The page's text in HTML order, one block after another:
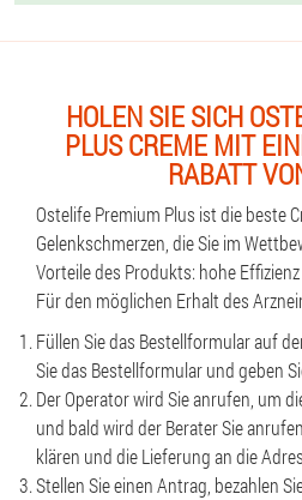
HOLEN SIE SICH
PLUS CREME MIT
RABATT
Ostelife Premium Plus ist die beste
Gelenkschmerzen, die Sie im
Vorteile des Produkts: hohe
Für den möglichen Erhalt des
Füllen Sie das Bestellformular auf
Sie das Bestellformular und geben
Der Operator wird Sie anrufen, um
und bald wird der Berater Sie
klären und die Lieferung an die
Stellen Sie einen Antrag, bezahlen